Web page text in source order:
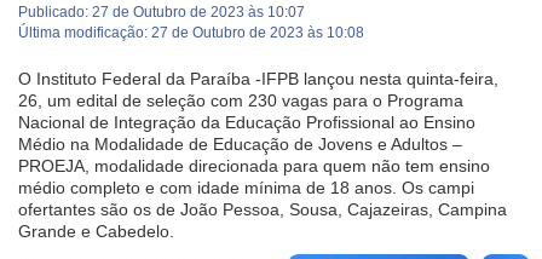
Publicado: 27 de Outubro de 2023 às 10:07
Última modificação: 27 de Outubro de 2023 às 10:08
O Instituto Federal da Paraíba -IFPB lançou nesta quinta-feira,
26, um edital de seleção com 230 vagas para o Programa
Nacional de Integração da Educação Profissional ao Ensino
Médio na Modalidade de Educação de Jovens e Adultos –
PROEJA, modalidade direcionada para quem não tem ensino
médio completo e com idade mínima de 18 anos. Os campi
ofertantes são os de João Pessoa, Sousa, Cajazeiras, Campina
Grande e Cabedelo.